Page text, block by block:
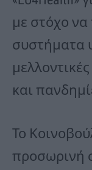
με στόχο
συστήματα
και
Το
προσωρινή